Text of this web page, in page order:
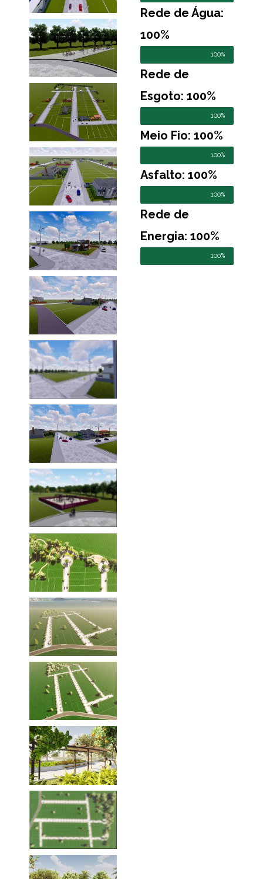
Rede de Água:
100%
100%
Rede de
Esgoto: 100%
100%
Meio Fio: 100%
100%
Asfalto: 100%
100%
Rede de
Energia: 100%
100%